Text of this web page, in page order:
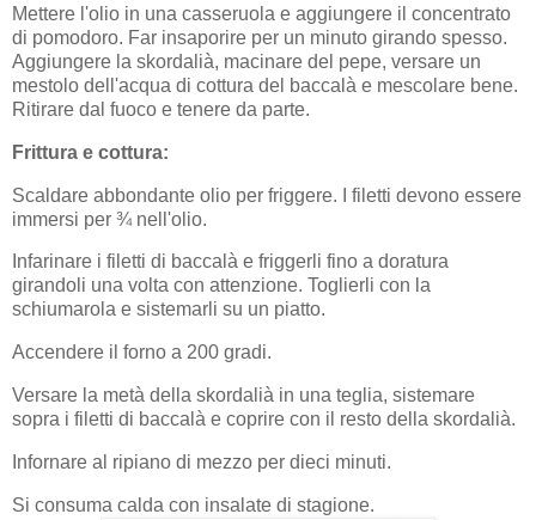
Mettere l'olio in una casseruola e aggiungere il concentrato
di pomodoro. Far insaporire per un minuto girando spesso.
Aggiungere la skordalià, macinare del pepe, versare un
mestolo dell'acqua di cottura del baccalà e mescolare bene.
Ritirare dal fuoco e tenere da parte.
Frittura e cottura:
Scaldare abbondante olio per friggere. I filetti devono essere
immersi per ¾ nell'olio.
Infarinare i filetti di baccalà e friggerli fino a doratura
girandoli una volta con attenzione. Toglierli con la
schiumarola e sistemarli su un piatto.
Accendere il forno a 200 gradi.
Versare la metà della skordalià in una teglia, sistemare
sopra i filetti di baccalà e coprire con il resto della skordalià.
Infornare al ripiano di mezzo per dieci minuti.
Si consuma calda con insalate di stagione.